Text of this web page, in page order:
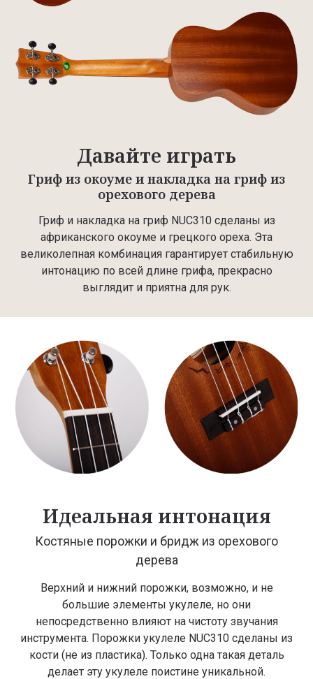
Давайте играть
Гриф из окоуме и накладка на гриф из
орехового дерева
Гриф и накладка на гриф NUC310 сделаны из
африканского окоуме и грецкого ореха. Эта
великолепная комбинация гарантирует стабильную
интонацию по всей длине грифа, прекрасно
выглядит и приятна для рук.
Идеальная интонация
Костяные порожки и бридж из орехового
дерева
Верхний и нижний порожки, возможно, и не
большие элементы укулеле, но они
непосредственно влияют на чистоту звучания
инструмента. Порожки укулеле NUC310 сделаны из
кости (не из пластика). Только одна такая деталь
делает эту укулеле поистине уникальной.